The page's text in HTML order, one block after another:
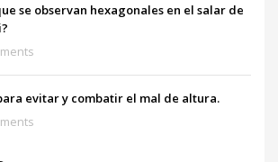
se observan hexagonales en el salar de
evitar y combatir el mal de altura.